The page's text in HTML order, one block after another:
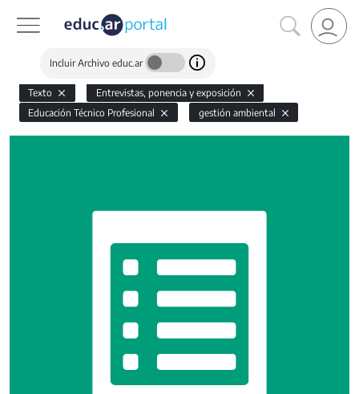
Incluir Archivo educ.ar
Texto
Entrevistas, ponencia y exposición
Educación Técnico Profesional
gestión ambiental